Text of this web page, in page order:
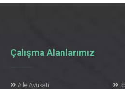
Çalışma Alanlarımız
Aile Avukatı